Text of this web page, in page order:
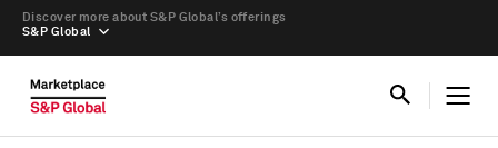
S&P Global
Discover more about S&P Global’s offerings